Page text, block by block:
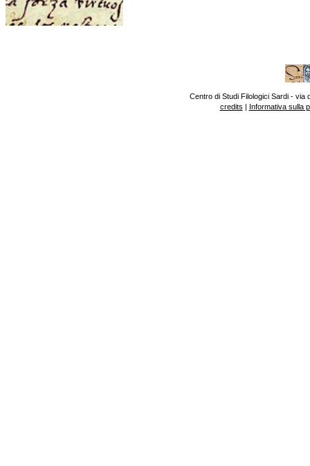
Centro di Studi Filologici Sardi - via
credits | Informativa sulla